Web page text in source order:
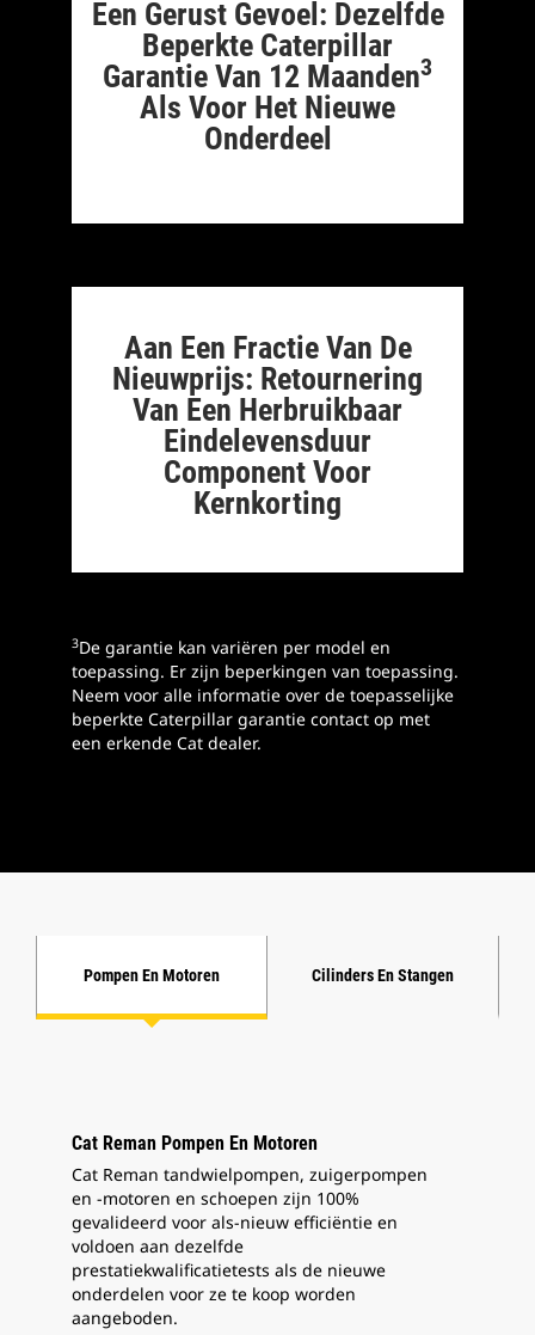
Een Gerust Gevoel: Dezelfde
Beperkte Caterpillar
Garantie Van 12 Maanden3
Als Voor Het Nieuwe
Onderdeel
Aan Een Fractie Van De
Nieuwprijs: Retournering
Van Een Herbruikbaar
Eindelevensduur
Component Voor
Kernkorting
3De garantie kan variëren per model en
toepassing. Er zijn beperkingen van toepassing.
Neem voor alle informatie over de toepasselijke
beperkte Caterpillar garantie contact op met
een erkende Cat dealer.
Pompen En Motoren Cilinders En Stangen
Cat Reman Pompen En Motoren
Cat Reman tandwielpompen, zuigerpompen
en -motoren en schoepen zijn 100%
gevalideerd voor als-nieuw efficiëntie en
voldoen aan dezelfde
prestatiekwalificatietests als de nieuwe
onderdelen voor ze te koop worden
aangeboden.